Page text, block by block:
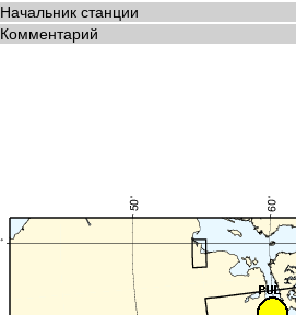
Начальник станции
Комментарий